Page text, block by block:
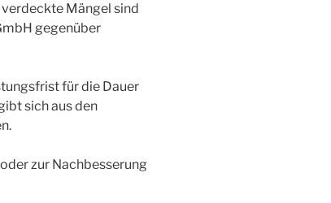
Mängel sind
gegenüber
für die Dauer
sich aus den
zur Nachbesserung